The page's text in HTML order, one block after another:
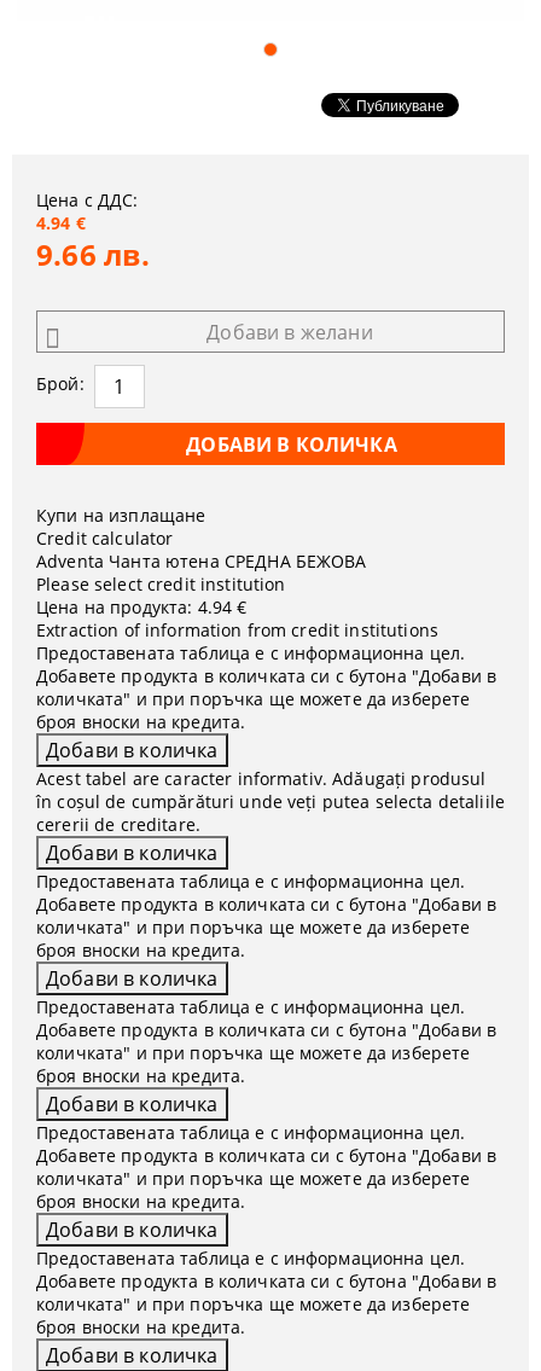
Цена с ДДС:
4.94 €
9.66 лв.
Добави в желани
Брой:
Купи на изплащане
Credit calculator
Adventa Чанта ютена СРЕДНА БЕЖОВА
Please select credit institution
Цена на продукта: 4.94 €
Extraction of information from credit institutions
Предоставената таблица е с информационна цел.
Добавете продукта в количката си с бутона "Добави в
количката" и при поръчка ще можете да изберете
броя вноски на кредита.
Acest tabel are caracter informativ. Adăugați produsul
în coșul de cumpărături unde veți putea selecta detaliile
cererii de creditare.
Предоставената таблица е с информационна цел.
Добавете продукта в количката си с бутона "Добави в
количката" и при поръчка ще можете да изберете
броя вноски на кредита.
Предоставената таблица е с информационна цел.
Добавете продукта в количката си с бутона "Добави в
количката" и при поръчка ще можете да изберете
броя вноски на кредита.
Предоставената таблица е с информационна цел.
Добавете продукта в количката си с бутона "Добави в
количката" и при поръчка ще можете да изберете
броя вноски на кредита.
Предоставената таблица е с информационна цел.
Добавете продукта в количката си с бутона "Добави в
количката" и при поръчка ще можете да изберете
броя вноски на кредита.